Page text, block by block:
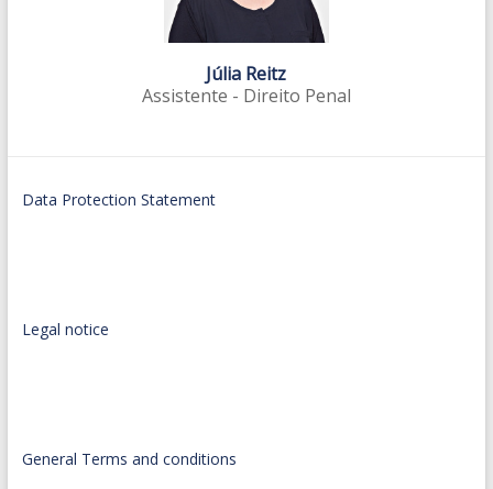
Júlia Reitz
Assistente - Direito Penal
Data Protection Statement
Legal notice
General Terms and conditions